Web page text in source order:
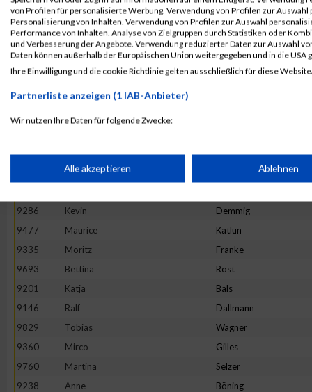
9814
Peter
Ulinski
9402
Simon
Hanft
9582
Philip
Maurer
9150
Sandra
Jenning
9569
Anke
9517
Marcel
Krenzel
Anika
9286
Kevin
Demmig
9477
Maurice
Katlun
9335
Moritz
Franke
9693
Bettina
Rost
9201
Katja
Bals
9146
Ralf
Dallmann
9829
Tobias
Wagner
9360
Mirco
Gilles
9760
Martina
Selzer
9238
Anne
Böning
von Profilen für personalisierte Werbung. Verwendung von Profilen zur
Personalisierung von Inhalten. Verwendung von Profilen zur Auswahl
Performance von Inhalten. Analyse von Zielgruppen durch Statistiken oder
und Verbesserung der Angebote. Verwendung reduzierter Daten zur Auswahl
Daten können außerhalb der Europäischen Union weitergegeben und in die USA
Ihre Einwilligung und die cookie Richtlinie gelten ausschließlich für diese
Partnerliste anzeigen (1 IAB-Anbieter)
Wir nutzen Ihre Daten für folgende Zwecke:
Speichern von oder Zugriff auf Informationen auf einem
Verwendung reduzierter Daten zur Auswahl von
Erstellung von Profilen für personalisierte Werbung
Verwendung von Profilen zur Auswahl personalisierter
Verwendung von Profilen zur Auswahl personalisierter Inhalte
Alle akzeptieren Ablehnen